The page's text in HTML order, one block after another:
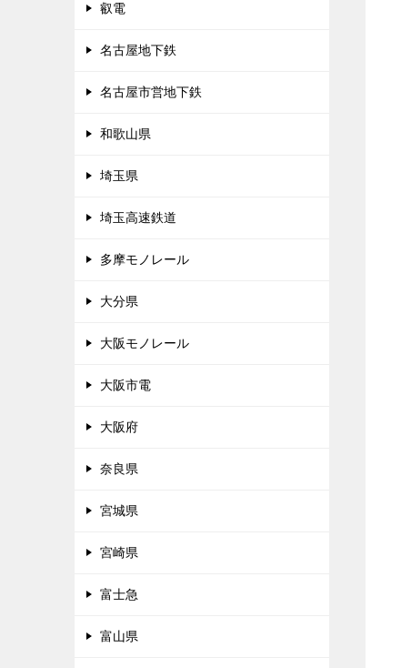
叡電
名古屋地下鉄
名古屋市営地下鉄
和歌山県
埼玉県
埼玉高速鉄道
多摩モノレール
大分県
大阪モノレール
大阪市電
大阪府
奈良県
宮城県
宮崎県
富士急
富山県